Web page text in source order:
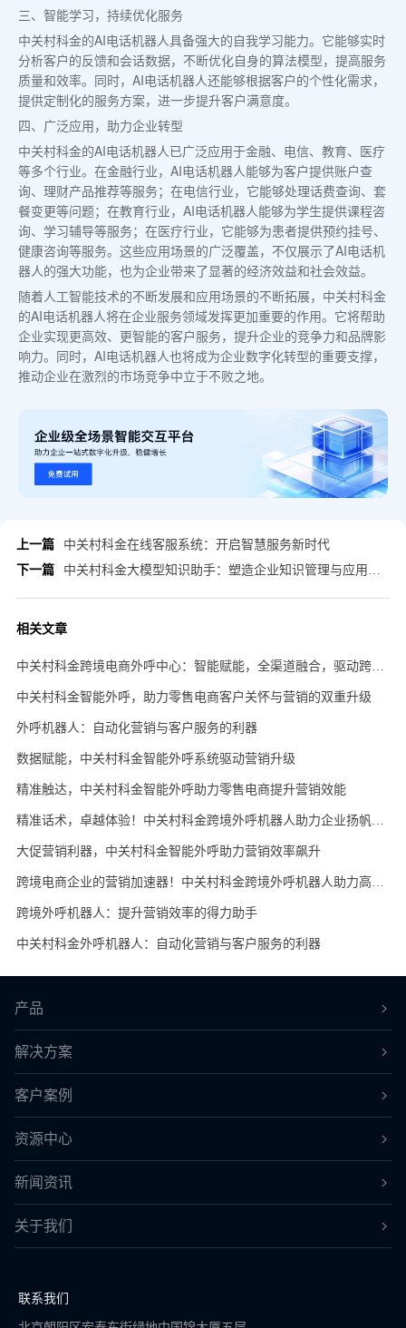
三、智能学习，持续优化服务
中关村科金的AI电话机器人具备强大的自我学习能力。它能够实时
分析客户的反馈和会话数据，不断优化自身的算法模型，提高服务
质量和效率。同时，AI电话机器人还能够根据客户的个性化需求，
提供定制化的服务方案，进一步提升客户满意度。
四、广泛应用，助力企业转型
中关村科金的AI电话机器人已广泛应用于金融、电信、教育、医疗
等多个行业。在金融行业，AI电话机器人能够为客户提供账户查
询、理财产品推荐等服务；在电信行业，它能够处理话费查询、套
餐变更等问题；在教育行业，AI电话机器人能够为学生提供课程咨
询、学习辅导等服务；在医疗行业，它能够为患者提供预约挂号、
健康咨询等服务。这些应用场景的广泛覆盖，不仅展示了AI电话机
器人的强大功能，也为企业带来了显著的经济效益和社会效益。
随着人工智能技术的不断发展和应用场景的不断拓展，中关村科金
的AI电话机器人将在企业服务领域发挥更加重要的作用。它将帮助
企业实现更高效、更智能的客户服务，提升企业的竞争力和品牌影
响力。同时，AI电话机器人也将成为企业数字化转型的重要支撑，
推动企业在激烈的市场竞争中立于不败之地。
上一篇
中关村科金在线客服系统：开启智慧服务新时代
下一篇
中关村科金大模型知识助手：塑造企业知识管理与应用新生态
相关文章
中关村科金跨境电商外呼中心：智能赋能，全渠道融合，驱动跨境业务新飞跃
中关村科金智能外呼，助力零售电商客户关怀与营销的双重升级
外呼机器人：自动化营销与客户服务的利器
数据赋能，中关村科金智能外呼系统驱动营销升级
精准触达，中关村科金智能外呼助力零售电商提升营销效能
精准话术，卓越体验！中关村科金跨境外呼机器人助力企业扬帆海外
大促营销利器，中关村科金智能外呼助力营销效率飙升
跨境电商企业的营销加速器！中关村科金跨境外呼机器人助力高效转化
跨境外呼机器人：提升营销效率的得力助手
中关村科金外呼机器人：自动化营销与客户服务的利器
产品
解决方案
客户案例
资源中心
新闻资讯
关于我们
联系我们